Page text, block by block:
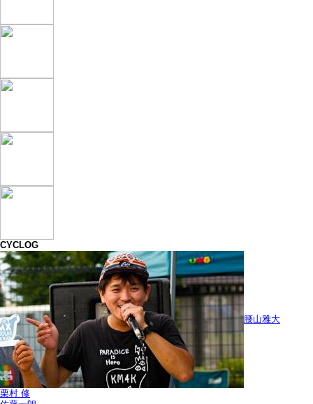
CYCLOG
腰山雅大
栗村 修